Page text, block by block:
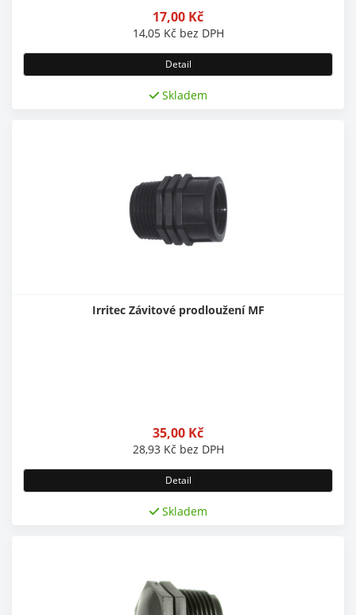
17,00 Kč
14,05 Kč bez DPH
Detail
Skladem
Irritec Závitové prodloužení MF
35,00 Kč
28,93 Kč bez DPH
Detail
Skladem